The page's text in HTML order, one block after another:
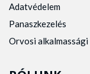
Adatvédelem
Panaszkezelés
Orvosi alkalmassági